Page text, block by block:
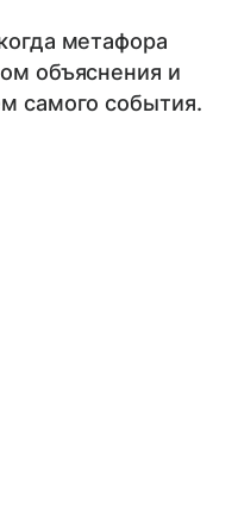
метафора
объяснения и
самого события.